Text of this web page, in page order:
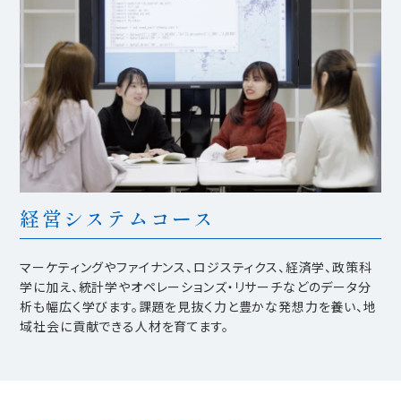
経営システムコース
マーケティングやファイナンス、ロジスティクス、経済学、政策科
学に加え、統計学やオペレーションズ・リサーチなどのデータ分
析も幅広く学びます。課題を見抜く力と豊かな発想力を養い、地
域社会に貢献できる人材を育てます。